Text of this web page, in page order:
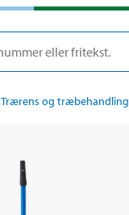
Trærens og træbehandling